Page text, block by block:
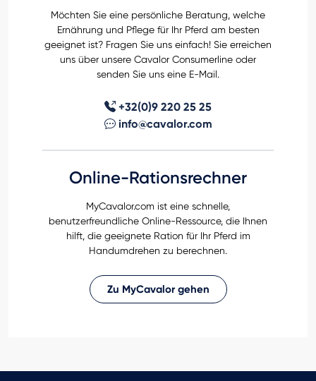
Möchten Sie eine persönliche Beratung, welche
Ernährung und Pflege für Ihr Pferd am besten
geeignet ist? Fragen Sie uns einfach! Sie erreichen
uns über unsere Cavalor Consumerline oder
senden Sie uns eine E-Mail.
+32(0)9 220 25 25
info@cavalor.com
Online-Rationsrechner
MyCavalor.com ist eine schnelle,
benutzerfreundliche Online-Ressource, die Ihnen
hilft, die geeignete Ration für Ihr Pferd im
Handumdrehen zu berechnen.
Zu MyCavalor gehen